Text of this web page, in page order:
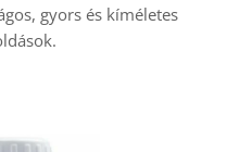
gyors és kíméletes